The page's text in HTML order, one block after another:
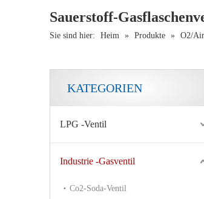
Sauerstoff-
Sie sind hier: Heim » Produkte » O2/
KATEGORIEN
LPG -Ventil
Industrie -Gasventil
Co2-Soda-Ventil